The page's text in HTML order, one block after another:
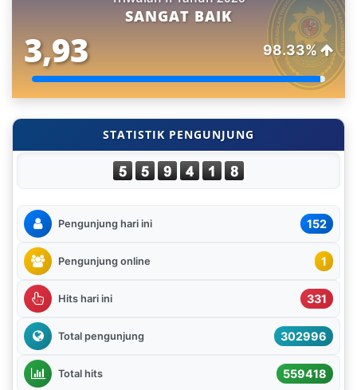
SANGAT BAIK
3,93 98.33%
STATISTIK PENGUNJUNG
Pengunjung hari ini 152
Pengunjung online 1
Hits hari ini 331
Total pengunjung 302996
Total hits 559418